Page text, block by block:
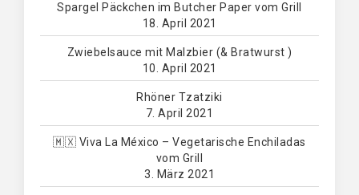
Spargel Päckchen im Butcher Paper vom Grill
18. April 2021
Zwiebelsauce mit Malzbier (& Bratwurst )
10. April 2021
Rhöner Tzatziki
7. April 2021
🇲🇽 Viva La México – Vegetarische Enchiladas
vom Grill
3. März 2021